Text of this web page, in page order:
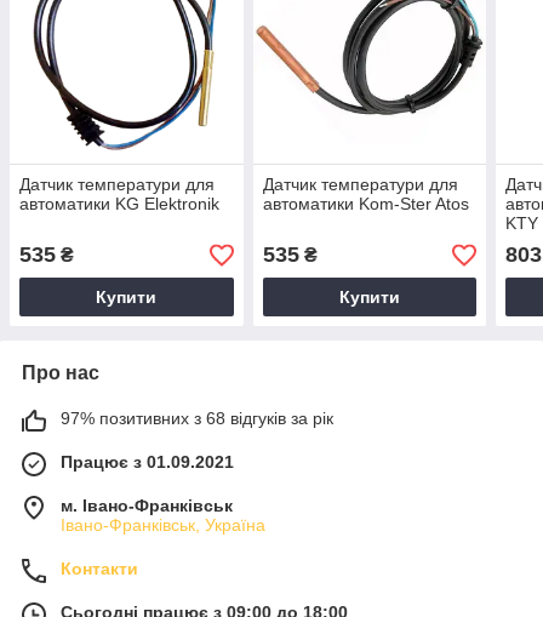
Датчик температури для
автоматики KG Elektronik
535 ₴
Купити
Датчик температури для
автоматики Kom-Ster Atos
535₴
Купити
803
Про нас
97% позитивних з 68 відгуків за рік
Працює з 01.09.2021
м. Івано-Франківськ
Івано-Франківськ, Україна
Контакти
Сьогодні працює з 09:00 до 18:00